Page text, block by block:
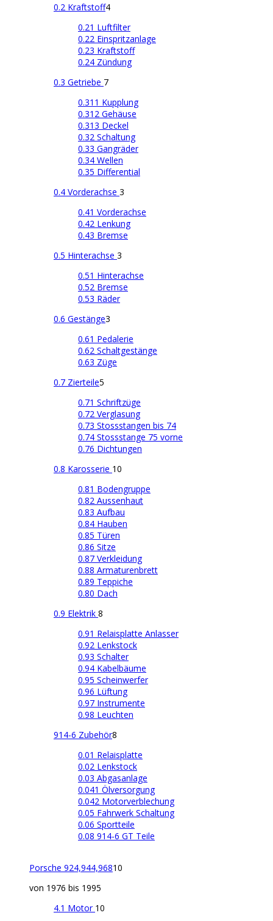
0.2 Kraftstoff4
0.21 Luftfilter
0.22 Einspritzanlage
0.23 Kraftstoff
0.24 Zündung
0.3 Getriebe 7
0.311 Kupplung
0.312 Gehäuse
0.313 Deckel
0.32 Schaltung
0.33 Gangräder
0.34 Wellen
0.35 Differential
0.4 Vorderachse 3
0.41 Vorderachse
0.42 Lenkung
0.43 Bremse
0.5 Hinterachse 3
0.51 Hinterachse
0.52 Bremse
0.53 Räder
0.6 Gestänge3
0.61 Pedalerie
0.62 Schaltgestänge
0.63 Züge
0.7 Zierteile5
0.71 Schriftzüge
0.72 Verglasung
0.73 Stossstangen bis 74
0.74 Stossstange 75 vorne
0.76 Dichtungen
0.8 Karosserie 10
0.81 Bodengruppe
0.82 Aussenhaut
0.83 Aufbau
0.84 Hauben
0.85 Türen
0.86 Sitze
0.87 Verkleidung
0.88 Armaturenbrett
0.89 Teppiche
0.80 Dach
0.9 Elektrik 8
0.91 Relaisplatte Anlasser
0.92 Lenkstock
0.93 Schalter
0.94 Kabelbäume
0.95 Scheinwerfer
0.96 Lüftung
0.97 Instrumente
0.98 Leuchten
914-6 Zubehör8
0.01 Relaisplatte
0.02 Lenkstock
0.03 Abgasanlage
0.041 Ölversorgung
0.042 Motorverblechung
0.05 Fahrwerk Schaltung
0.06 Sportteile
0.08 914-6 GT Teile
Porsche 924,944,96810
von 1976 bis 1995
4.1 Motor 10